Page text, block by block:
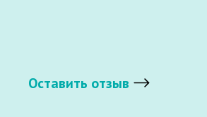
Оставить отзыв